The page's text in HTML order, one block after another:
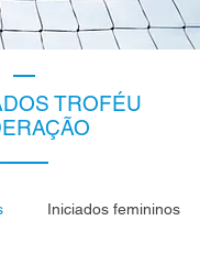
TROFÉU
Iniciados femininos